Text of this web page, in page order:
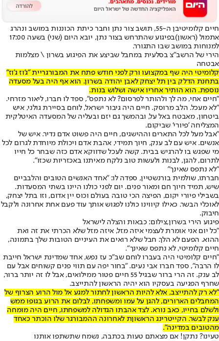
חיים קלומיטי
בן ה-55, תושב צור נתן וחבר כיתת הכוננות במושב ונהרג
אתמול (ראשון)בפיגוע שהתרחש בצור נתן
, יובא היום (שני) בשעה 17:00
למנוחות במושב שבו התגורר.
הירי של הרשב"צ בסלעית במחבל שביצע את הפיגוע בשרון \ מצלמות
אבטחה
קלומיטי היה שף במקצועו ורק לפני חודש פתח את המבורגריית "ג'וז ג'וז"
בתחנת הדלק בין תל יצחק לאבן יהודה בשרון. הוא אף היה בעל מסעדה
נוספת. הוא הותיר אחריו אישה ושלוש בנות.
"חיים אחי, מה לך ולהותר לפרסום? לא נתפס", ספד לו חברו, ליאור מזרחי.
"לא מעכל. הלב מרוסק. חיים היה גיבור ישראל, לוחם בסיירת גולני, איש
ביטחון, מאבטח באל על, ובהמשך גם יזם ובעליה של המסעדה האיטלקית
המצליחה 'פיורי' שביקום.
"אבל מעל לכל התארים וההישגים, חיים היה פשוט אדם נדיר. איש של
אנשים. איש עם לב ענק, חיוך תמידי, אהבת אדם ויכולת מיוחדת לגרום לכל
מי שפגש בו להרגיש בבית. קשה לעכל שדווקא אדם כזה שבחר כל חייו
לתרום, להגן, לבנות ולעשות טוב נלקח מאיתנו באכזריות שכזו".
"לא נתפס שאינך"
חברתו, שולמית בורנשטיין, ספדה לו: "אחד האנשים הטובים והלבביים
שיש, תמיד חיוך חם ומאור פנים. יום לפני כולנו היינו בשתי המסעדות.
בשבילי פיורי יקום, הפיצה הכי טובה בעולם וכוס יין אדום, וזו בתל יצחק,
לאוכלי הבשר. כאילו קיווינו כולנו לפגוש אותך עוד פעם אחת אחרונה ולקבל
חיבוק.
פיגוע הירי בשרון,צילום: כבאות והצלה לישראל
"כל יום אני אומרת לעצמי איזה מזל, איזה מזל שלא הכרתי את זה ואת
ההוא. הפעם לא הלך. חבל שלא רואים את העיניים הטובות שלך בתמונה,
חיים קלומיטי, לא נתפס שאינך".
"חיים קלומיטי היה בעברו לוחם שב"כ עז נפש, אחד שמדינת ישראל חייבת
לו הרבה", ספד חברו אבי נעים. "בחור יפה עם תווי פנים קשוחים אבל עם
לב ענק. זה הרי ברור שבגיל 55 חיים פטור ממילואים, אבל לו זה יותר ברור,
שחרף הפגיעה בעסקיו הוא יהיה הראשון להתייצב.
"לא רק להתייצב, אלא להיות הראשון לחתור למגע אל מול הרוע הצרוף של
המחבלים הארורים, להגן על עמו ומשפחתו, לבלום את הרוע בגופו ממש
ולשלם בחייו, כאב נורא. לצד אהבתו הגדולה למשפחתו, חיים היה מומחה
ענק לבשר. הקייטרינג הראשוןת לאחרונה ההמבורגר שלו הוכתר כאחד
מהטובים במדינה".
טעינו? נתקן! אם מצאתם טעות בכתבה, נשמח שתשתפו אותנו